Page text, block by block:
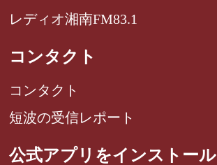
レディオ湘南FM83.1
コンタクト
コンタクト
短波の受信レポート
公式アプリをインストール